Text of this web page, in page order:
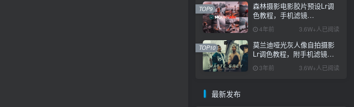
森林摄影电影胶片预设Lr调
色教程，手机滤镜
Lightroom+Ps预设下载！
4年前 3.6W+人已阅读
TOP9
莫兰迪哑光灰人像自拍摄影
Lr调色教程，附手机滤镜
PS+Lightroom预设下载！
3年前 3.6W+人已阅读
TOP10
最新发布